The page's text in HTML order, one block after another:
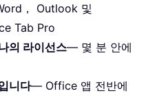
， Outlook 및
Tab Pro
의 라이선스— 몇 분 안에
니다— Office 앱 전반에